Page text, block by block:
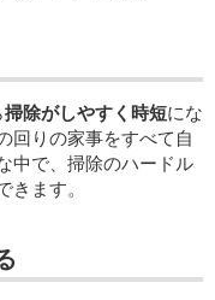
掃除がしやすく時短にな
回りの家事をすべて自
中で、掃除のハードル
きます。